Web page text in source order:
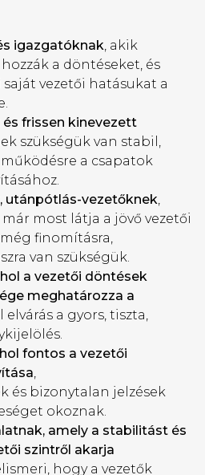
igazgatóknak , akik
a döntéseket, és
vezetői hatásukat a
frissen kinevezett
szükségük van stabil,
a csapatok
utánpótlás-vezetőknek
most látja a jövő vezetői
finomításra,
van szükségük.
a vezetői döntések
meghatározza a
elvárás a gyors, tiszta,
fontos a vezetői
és bizonytalan jelzések
okoznak.
amely a stabilitást és
szintről akarja
hogy a vezetők